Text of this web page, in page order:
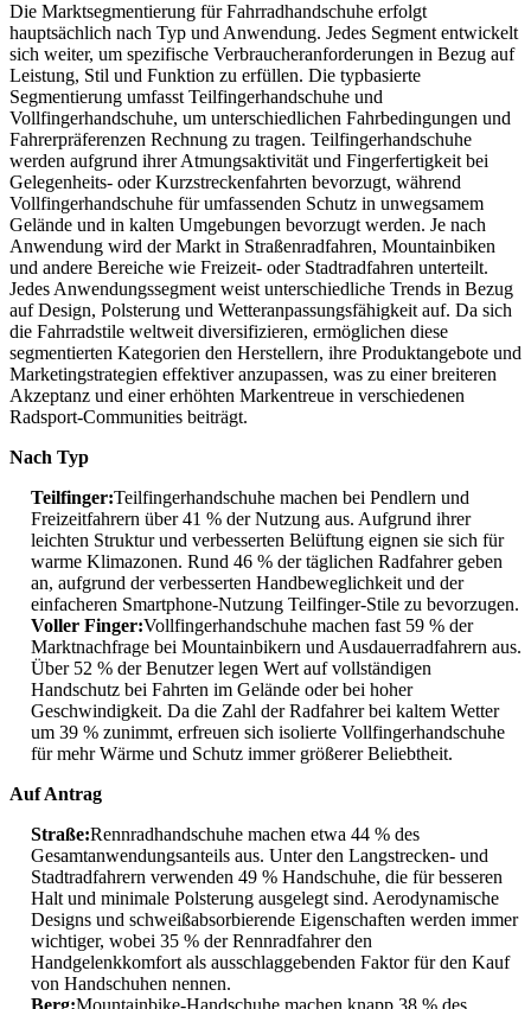
Die Marktsegmentierung für Fahrradhandschuhe erfolgt
hauptsächlich nach Typ und Anwendung. Jedes Segment entwickelt
sich weiter, um spezifische Verbraucheranforderungen in Bezug auf
Leistung, Stil und Funktion zu erfüllen. Die typbasierte
Segmentierung umfasst Teilfingerhandschuhe und
Vollfingerhandschuhe, um unterschiedlichen Fahrbedingungen und
Fahrerpräferenzen Rechnung zu tragen. Teilfingerhandschuhe
werden aufgrund ihrer Atmungsaktivität und Fingerfertigkeit bei
Gelegenheits- oder Kurzstreckenfahrten bevorzugt, während
Vollfingerhandschuhe für umfassenden Schutz in unwegsamem
Gelände und in kalten Umgebungen bevorzugt werden. Je nach
Anwendung wird der Markt in Straßenradfahren, Mountainbiken
und andere Bereiche wie Freizeit- oder Stadtradfahren unterteilt.
Jedes Anwendungssegment weist unterschiedliche Trends in Bezug
auf Design, Polsterung und Wetteranpassungsfähigkeit auf. Da sich
die Fahrradstile weltweit diversifizieren, ermöglichen diese
segmentierten Kategorien den Herstellern, ihre Produktangebote und
Marketingstrategien effektiver anzupassen, was zu einer breiteren
Akzeptanz und einer erhöhten Markentreue in verschiedenen
Radsport-Communities beiträgt.
Nach Typ
Teilfinger:Teilfingerhandschuhe machen bei Pendlern und
Freizeitfahrern über 41 % der Nutzung aus. Aufgrund ihrer
leichten Struktur und verbesserten Belüftung eignen sie sich für
warme Klimazonen. Rund 46 % der täglichen Radfahrer geben
an, aufgrund der verbesserten Handbeweglichkeit und der
einfacheren Smartphone-Nutzung Teilfinger-Stile zu bevorzugen.
Voller Finger:Vollfingerhandschuhe machen fast 59 % der
Marktnachfrage bei Mountainbikern und Ausdauerradfahrern aus.
Über 52 % der Benutzer legen Wert auf vollständigen
Handschutz bei Fahrten im Gelände oder bei hoher
Geschwindigkeit. Da die Zahl der Radfahrer bei kaltem Wetter
um 39 % zunimmt, erfreuen sich isolierte Vollfingerhandschuhe
für mehr Wärme und Schutz immer größerer Beliebtheit.
Auf Antrag
Straße:Rennradhandschuhe machen etwa 44 % des
Gesamtanwendungsanteils aus. Unter den Langstrecken- und
Stadtradfahrern verwenden 49 % Handschuhe, die für besseren
Halt und minimale Polsterung ausgelegt sind. Aerodynamische
Designs und schweißabsorbierende Eigenschaften werden immer
wichtiger, wobei 35 % der Rennradfahrer den
Handgelenkkomfort als ausschlaggebenden Faktor für den Kauf
von Handschuhen nennen.
Berg:Mountainbike-Handschuhe machen knapp 38 % des